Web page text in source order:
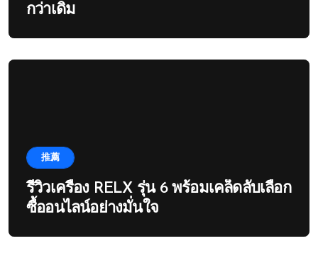
กว่าเดิม
推薦
รีวิวเครื่อง RELX รุ่น 6 พร้อมเคล็ดลับเลือก
ซื้ออนไลน์อย่างมั่นใจ